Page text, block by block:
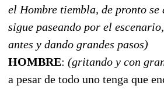
el Hombre tiembla, de pronto
sigue paseando por el
antes y dando grandes pasos)
HOMBRE: (gritando y con
a pesar de todo uno tenga que